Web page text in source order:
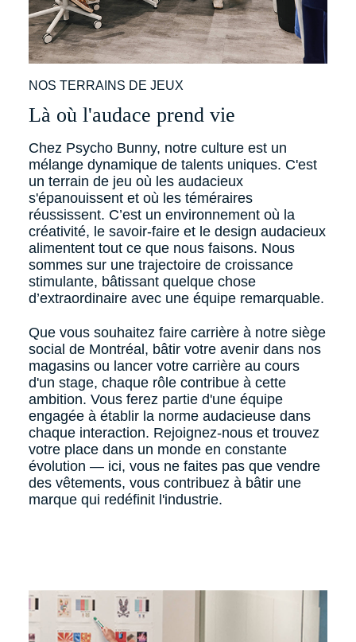
NOS TERRAINS DE JEUX
Là où l'audace prend vie
Chez Psycho Bunny, notre culture est un
mélange dynamique de talents uniques. C'est
un terrain de jeu où les audacieux
s'épanouissent et où les téméraires
réussissent. C’est un environnement où la
créativité, le savoir-faire et le design audacieux
alimentent tout ce que nous faisons. Nous
sommes sur une trajectoire de croissance
stimulante, bâtissant quelque chose
d’extraordinaire avec une équipe remarquable.
Que vous souhaitez faire carrière à notre siège
social de Montréal, bâtir votre avenir dans nos
magasins ou lancer votre carrière au cours
d'un stage, chaque rôle contribue à cette
ambition. Vous ferez partie d'une équipe
engagée à établir la norme audacieuse dans
chaque interaction. Rejoignez-nous et trouvez
votre place dans un monde en constante
évolution — ici, vous ne faites pas que vendre
des vêtements, vous contribuez à bâtir une
marque qui redéfinit l'industrie.